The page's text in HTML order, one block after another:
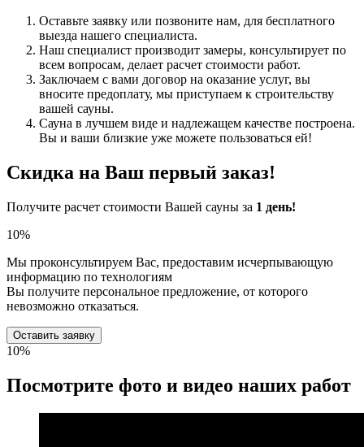
Оставьте заявку или позвоните нам, для бесплатного
выезда нашего специалиста.
Наш специалист производит замеры, консультирует по
всем вопросам, делает расчет стоимости работ.
Заключаем с вами договор на оказание услуг, вы
вносите предоплату, мы приступаем к строительству
вашей сауны.
Сауна в лучшем виде и надлежащем качестве построена.
Вы и ваши близкие уже можете пользоваться ей!
Скидка на Ваш первый заказ!
Получите расчет стоимости Вашей сауны за 1 день!
10%
Мы проконсультируем Вас, предоставим исчерпывающую
информацию по технологиям
Вы получите персональное предложение, от которого
невозможно отказаться.
Оставить заявку
10%
Посмотрите фото и видео наших работ